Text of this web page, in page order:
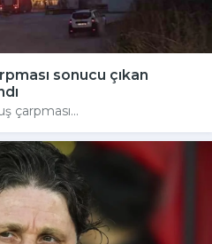
sonucu çıkan
çarpması...